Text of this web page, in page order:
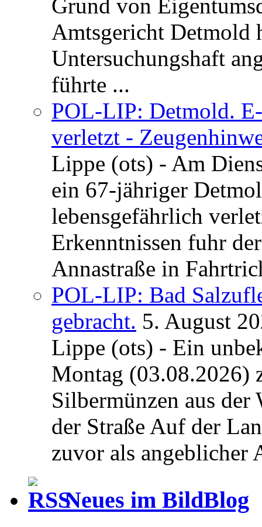
Grund von
Amtsgericht Detmold
Untersuchungshaft
führte ...
POL-LIP: Detmold.
verletzt -
Lippe (ots) - Am
ein 67-jähriger
lebensgefährlich
Erkenntnissen fuhr
Annastraße in
POL-LIP: Bad
gebracht. 5. August
Lippe (ots) - Ein
Montag (03.08.2026)
Silbermünzen aus der
der Straße Auf der
zuvor als angeblicher
Neues im BildBlog